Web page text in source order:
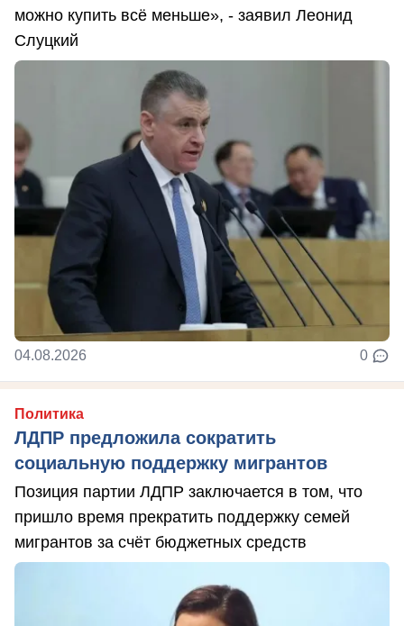
можно купить всё меньше», - заявил Леонид
Слуцкий
04.08.2026 0
Политика
ЛДПР предложила сократить
социальную поддержку мигрантов
Позиция партии ЛДПР заключается в том, что
пришло время прекратить поддержку семей
мигрантов за счёт бюджетных средств